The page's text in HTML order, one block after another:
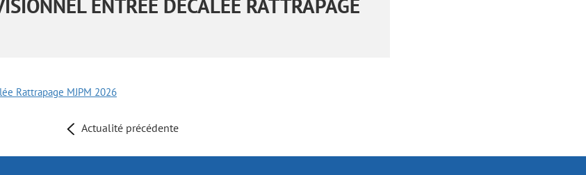
ENTRÉE DÉCALÉE RATTRAPAGE
Rattrapage MJPM 2026
Actualité précédente